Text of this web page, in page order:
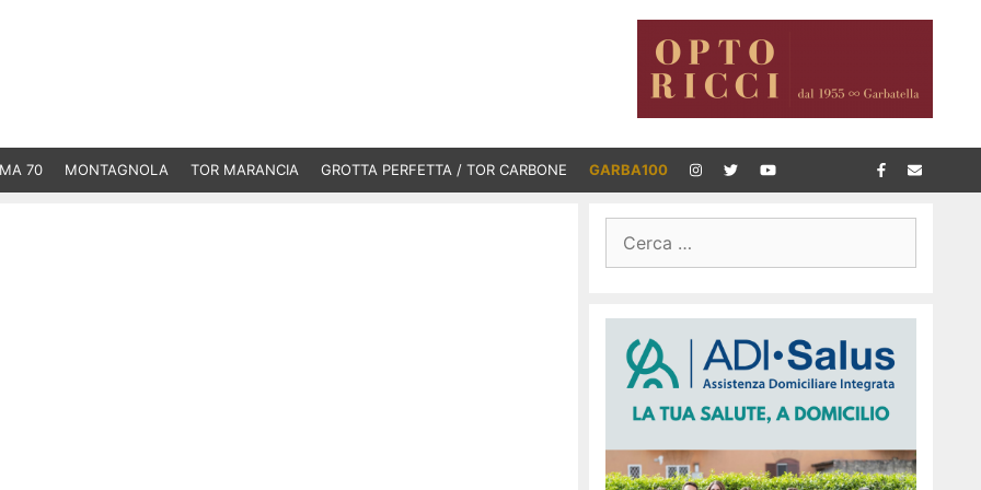
70 MONTAGNOLA TOR MARANCIA GROTTA PERFETTA / TOR CARBONE GARBA100
per: